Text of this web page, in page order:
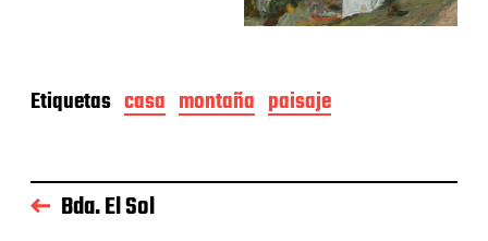
Etiquetas casa montaña paisaje
Bda. El Sol